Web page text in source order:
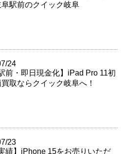
駅前のクイック岐阜
24
前・即日現金化】iPad Pro 11初
取ならクイック岐阜へ！
23
績】iPhone 15をお売りいただ